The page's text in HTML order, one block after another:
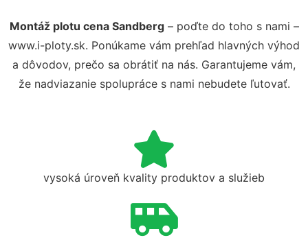
Montáž plotu cena Sandberg– poďte do toho s nami –
www.i-ploty.sk. Ponúkame vám prehľad hlavných výhod
a dôvodov, prečo sa obrátiť na nás. Garantujeme vám,
že nadviazanie spolupráce s nami nebudete ľutovať.
vysoká úroveň kvality produktov a služieb